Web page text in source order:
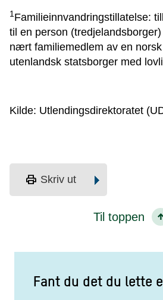
1Familieinnvandringstillatelse:
til en person
nært familiemedlem av en
utenlandsk statsborger med
Kilde: Utlendingsdirektoratet
print Skriv ut
Til toppen
Fant du det du lette